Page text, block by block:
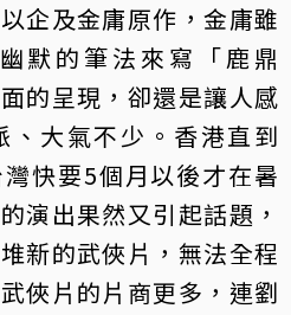
企及金庸原作，金庸雖
默的筆法來寫「鹿鼎
的呈現，卻還是讓人感
、大氣不少。香港直到
灣快要5個月以後才在暑
演出果然又引起話題，
新的武俠片，無法全程
俠片的片商更多，連劉